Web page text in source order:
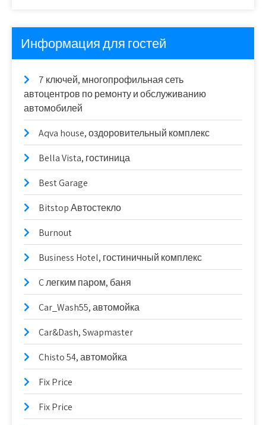
Информация для гостей
7 ключей, многопрофильная сеть
автоцентров по ремонту и обслуживанию
автомобилей
Aqva house, оздоровительный комплекс
Bella Vista, гостиница
Best Garage
Bitstop Автостекло
Burnout
Business Hotel, гостиничный комплекс
C легким паром, баня
Car_Wash55, автомойка
Car&Dash, Swapmaster
Chisto 54, автомойка
Fix Price
Fix Price